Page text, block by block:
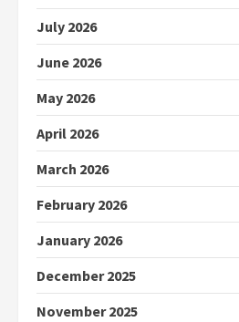
July 2026
June 2026
May 2026
April 2026
March 2026
February 2026
January 2026
December 2025
November 2025